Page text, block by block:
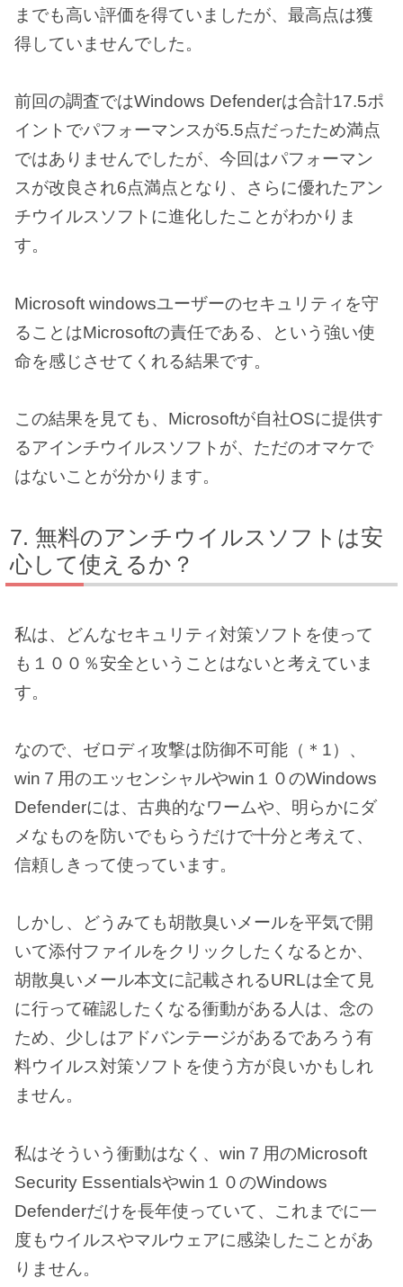
までも高い評価を得ていましたが、最高点は獲
得していませんでした。
前回の調査ではWindows Defenderは合計17.5ポ
イントでパフォーマンスが5.5点だったため満点
ではありませんでしたが、今回はパフォーマン
スが改良され6点満点となり、さらに優れたアン
チウイルスソフトに進化したことがわかりま
す。
Microsoft windowsユーザーのセキュリティを守
ることはMicrosoftの責任である、という強い使
命を感じさせてくれる結果です。
この結果を見ても、Microsoftが自社OSに提供す
るアインチウイルスソフトが、ただのオマケで
はないことが分かります。
無料のアンチウイルスソフトは安
心して使えるか？
私は、どんなセキュリティ対策ソフトを使って
も１００％安全ということはないと考えていま
す。
なので、ゼロディ攻撃は防御不可能（＊1）、
win７用のエッセンシャルやwin１０のWindows
Defenderには、古典的なワームや、明らかにダ
メなものを防いでもらうだけで十分と考えて、
信頼しきって使っています。
しかし、どうみても胡散臭いメールを平気で開
いて添付ファイルをクリックしたくなるとか、
胡散臭いメール本文に記載されるURLは全て見
に行って確認したくなる衝動がある人は、念の
ため、少しはアドバンテージがあるであろう有
料ウイルス対策ソフトを使う方が良いかもしれ
ません。
私はそういう衝動はなく、win７用のMicrosoft
Security Essentialsやwin１０のWindows
Defenderだけを長年使っていて、これまでに一
度もウイルスやマルウェアに感染したことがあ
りません。